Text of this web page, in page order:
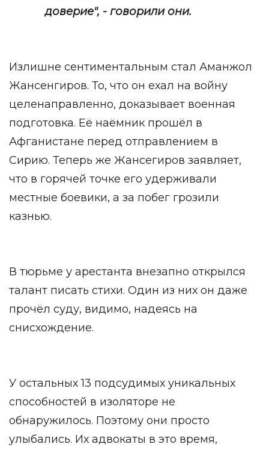
доверие", - говорили они.
Излишне сентиментальным стал Аманжол
Жансенгиров. То, что он ехал на войну
целенаправленно, доказывает военная
подготовка. Её наёмник прошёл в
Афганистане перед отправлением в
Сирию. Теперь же Жансегиров заявляет,
что в горячей точке его удерживали
местные боевики, а за побег грозили
казнью.
В тюрьме у арестанта внезапно открылся
талант писать стихи. Один из них он даже
прочёл суду, видимо, надеясь на
снисхождение.
У остальных 13 подсудимых уникальных
способностей в изоляторе не
обнаружилось. Поэтому они просто
улыбались. Их адвокаты в это время,